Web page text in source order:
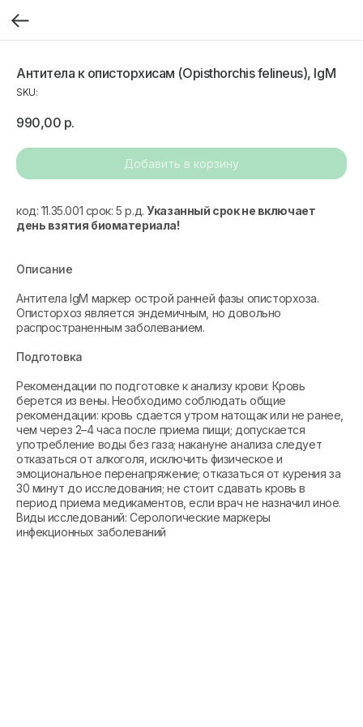
Антитела к описторхисам (Opisthorchis felineus), IgM
SKU:
990,00 р.
Добавить в корзину
код: 11.35.001 срок: 5 р.д.Указанный срок не включает
день взятия биоматериала!
Описание
Антитела IgM маркер острой ранней фазы описторхоза.
Описторхоз является эндемичным, но довольно
распространенным заболеванием.
Подготовка
Рекомендации по подготовке к анализу крови: Кровь
берется из вены. Необходимо соблюдать общие
рекомендации: кровь сдается утром натощак или не ранее,
чем через 2–4 часа после приема пищи; допускается
употребление воды без газа; накануне анализа следует
отказаться от алкоголя, исключить физическое и
эмоциональное перенапряжение; отказаться от курения за
30 минут до исследования; не стоит сдавать кровь в
период приема медикаментов, если врач не назначил иное.
Виды исследований: Серологические маркеры
инфекционных заболеваний